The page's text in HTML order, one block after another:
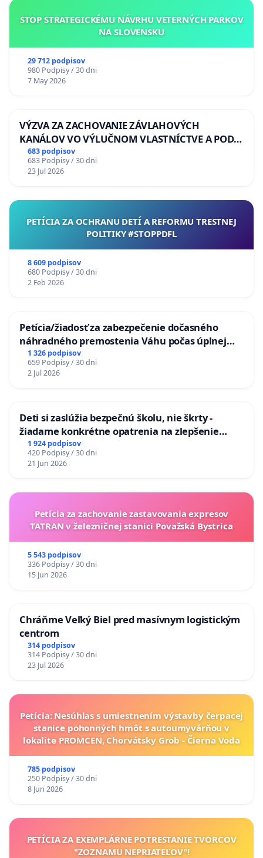
STOP STRATEGICKÉMU NÁVRHU VETERNÝCH PARKOV
NA SLOVENSKU
29 712 podpisov
980 Podpisy / 30 dni
7 May 2026
VÝZVA ZA ZACHOVANIE ZÁVLAHOVÝCH
KANÁLOV VO VÝLUČNOM VLASTNÍCTVE A POD
KONTROLOU SLOVENSKEJ REPUBLIKY & žiadosť
na riešenie zanedbaného stavu závlahových a
odvodňovacích kanálov na Slovensku
683 podpisov
683 Podpisy / 30 dni
23 Jul 2026
PETÍCIA ZA OCHRANU DETÍ A REFORMU TRESTNEJ
POLITIKY #STOPPDFL
8 609 podpisov
680 Podpisy / 30 dni
2 Feb 2026
Petícia/žiadosť za zabezpečenie dočasného
náhradného premostenia Váhu počas úplnej
uzávery Vážskeho mosta v Komárne
1 326 podpisov
659 Podpisy / 30 dni
2 Jul 2026
Deti si zaslúžia bezpečnú školu, nie škrty -
žiadame konkrétne opatrenia na zlepšenie
situácie v školstve
1 924 podpisov
420 Podpisy / 30 dni
21 Jun 2026
Petícia za zachovanie zastavovania expresov
TATRAN v železničnej stanici Považská Bystrica
5 543 podpisov
336 Podpisy / 30 dni
15 Jun 2026
Chráňme Veľký Biel pred masívnym logistickým
centrom
314 podpisov
314 Podpisy / 30 dni
23 Jul 2026
Petícia: Nesúhlas s umiestnením výstavby čerpacej
stanice pohonných hmôt s autoumyvárňou v
lokalite PROMCEN, Chorvátsky Grob - Čierna Voda
785 podpisov
250 Podpisy / 30 dni
8 Jun 2026
PETÍCIA ZA EXEMPLÁRNE POTRESTANIE TVORCOV
"ZOZNAMU NEPRIATEĽOV"!